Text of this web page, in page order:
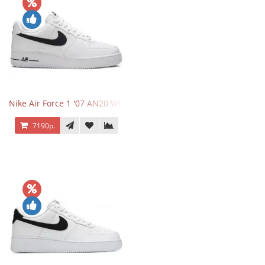
Nike Air Force 1 '07 AN20 White Black
7190р.